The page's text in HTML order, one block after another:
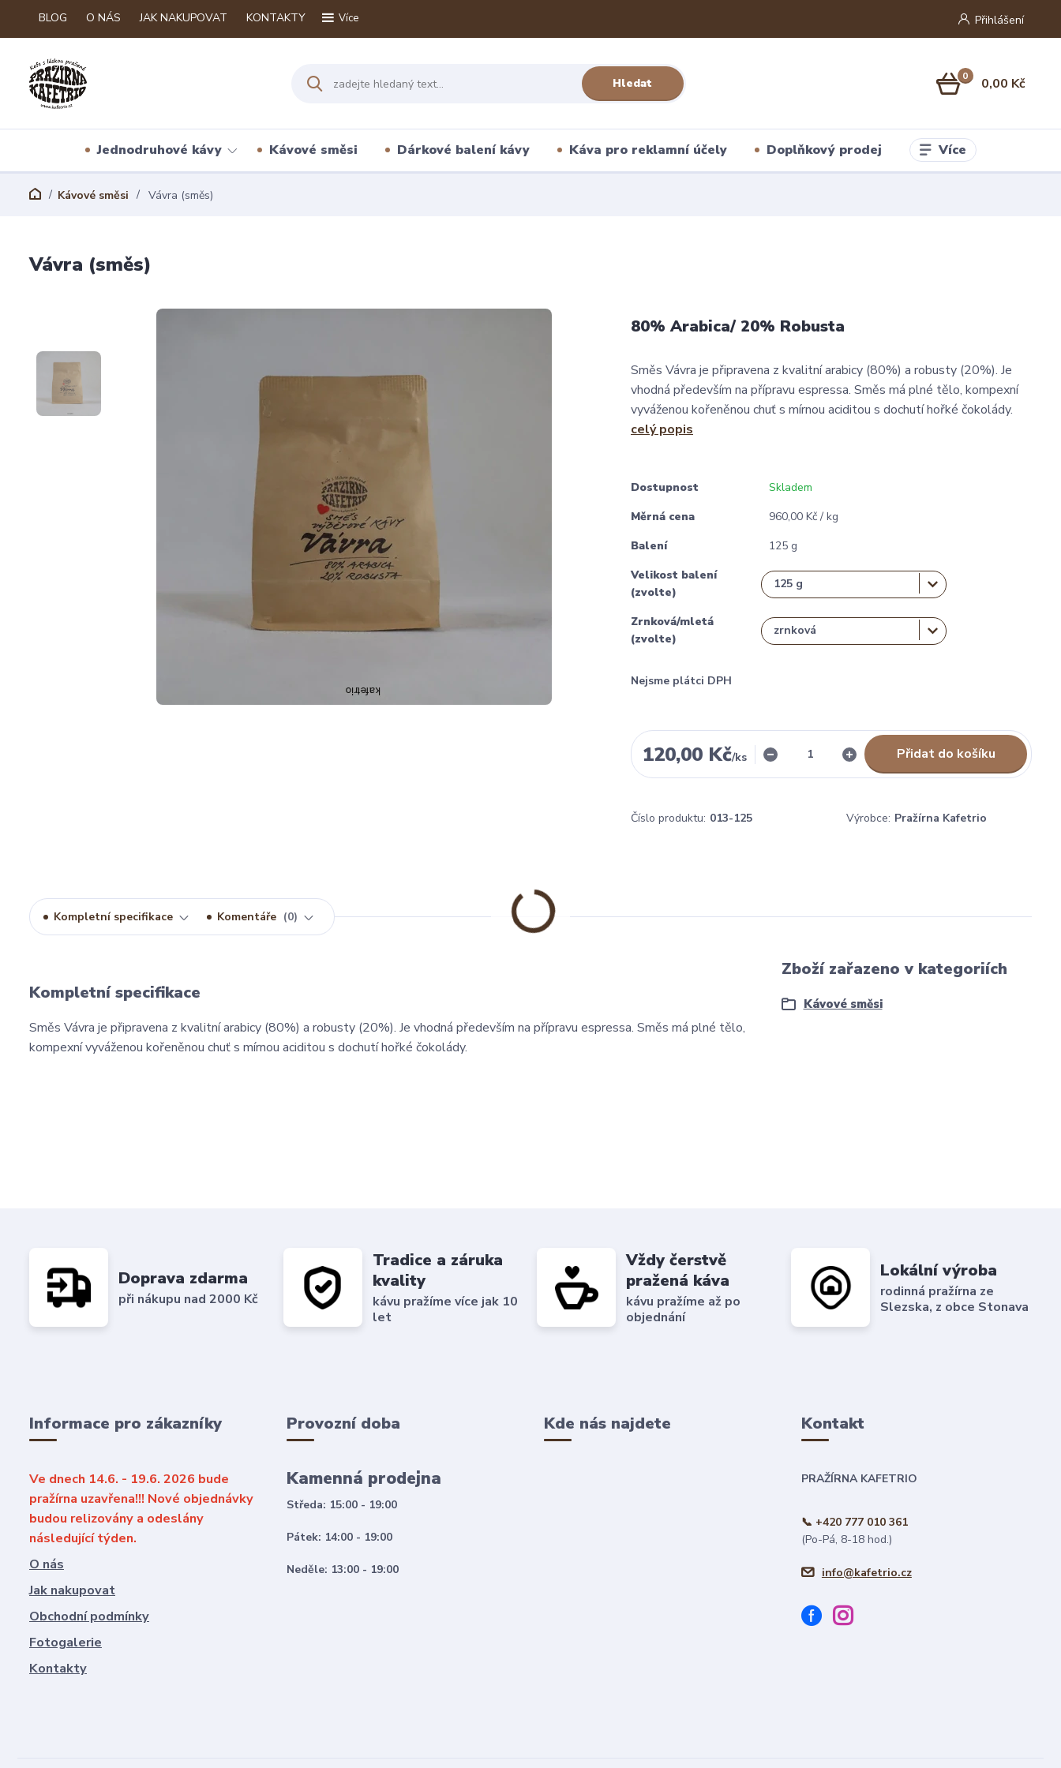
BLOG O NÁS JAK NAKUPOVAT KONTAKTY Více Přihlášení
Hledat 0 0,00 Kč
Jednodruhové kávy Kávové směsi Dárkové balení kávy Káva pro reklamní účely Doplňkový prodej Více
Kávové směsi Vávra (směs)
Vávra (směs)
80% Arabica/ 20% Robusta
Směs Vávra je připravena z kvalitní arabicy (80%) a robusty (20%). Je
vhodná především na přípravu espressa. Směs má plné tělo, kompexní
vyváženou kořeněnou chuť s mírnou aciditou s dochutí hořké čokolády.
celý popis
Dostupnost
Skladem
Měrná cena
960,00 Kč / kg
Balení
125 g
Velikost balení
(zvolte)
Zrnková/mletá
(zvolte)
Nejsme plátci DPH
120,00 Kč/ks Přidat do košíku
Číslo produktu: 013-125 Výrobce: Pražírna Kafetrio
Kompletní specifikace Komentáře 0
Kompletní specifikace
Směs Vávra je připravena z kvalitní arabicy (80%) a robusty (20%). Je vhodná především na přípravu espressa. Směs má plné tělo,
kompexní vyváženou kořeněnou chuť s mírnou aciditou s dochutí hořké čokolády.
Zboží zařazeno v kategoriích
Kávové směsi
Doprava zdarma
při nákupu nad 2000 Kč
Tradice a záruka
kvality
kávu pražíme více jak 10
let
Vždy čerstvě
pražená káva
kávu pražíme až po
objednání
Lokální výroba
rodinná pražírna ze
Slezska, z obce Stonava
Informace pro zákazníky
Ve dnech 14.6. - 19.6. 2026 bude
pražírna uzavřena!!! Nové objednávky
budou relizovány a odeslány
následující týden.
O nás
Jak nakupovat
Obchodní podmínky
Fotogalerie
Kontakty
Provozní doba
Kamenná prodejna
Středa: 15:00 - 19:00
Pátek: 14:00 - 19:00
Neděle: 13:00 - 19:00
Kde nás najdete Kontakt
PRAŽÍRNA KAFETRIO
📞 +420 777 010 361
(Po-Pá, 8-18 hod.)
info@kafetrio.cz